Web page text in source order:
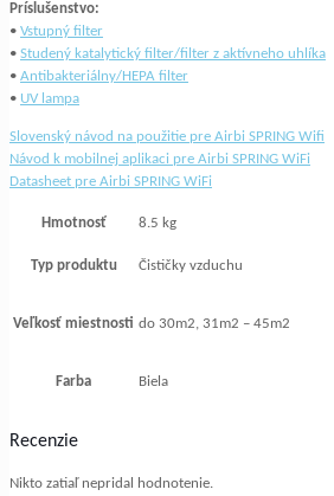
Príslušenstvo:
• Vstupný filter
• Studený katalytický filter/filter z aktívneho uhlíka
• Antibakteriálny/HEPA filter
• UV lampa
Slovenský návod na použitie pre Airbi SPRING Wifi
Návod k mobilnej aplikaci pre Airbi SPRING WiFi
Datasheet pre Airbi SPRING WiFi
Hmotnosť 8.5 kg
Typ produktu Čističky vzduchu
Veľkosť miestnosti do 30m2, 31m2 – 45m2
Farba Biela
Recenzie
Nikto zatiaľ nepridal hodnotenie.